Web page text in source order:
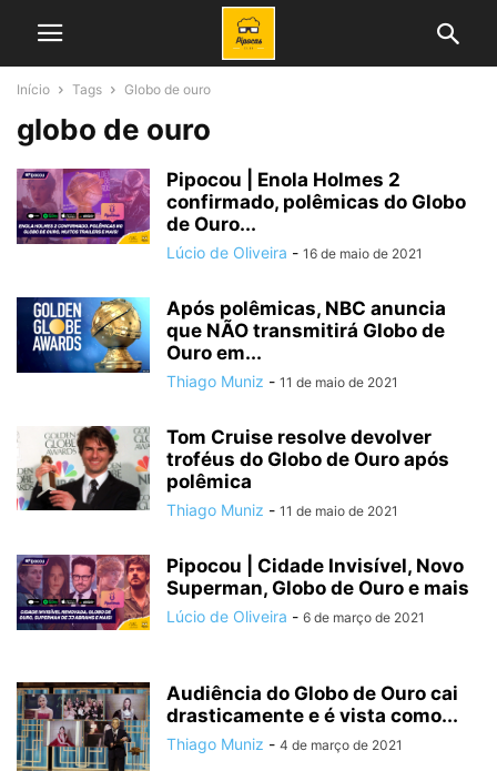
Início Tags Globo de ouro
globo de ouro
Pipocou | Enola Holmes 2
confirmado, polêmicas do Globo
de Ouro...
Lúcio de Oliveira - 16 de maio de 2021
Após polêmicas, NBC anuncia
que NÃO transmitirá Globo de
Ouro em...
Thiago Muniz - 11 de maio de 2021
Tom Cruise resolve devolver
troféus do Globo de Ouro após
polêmica
Thiago Muniz - 11 de maio de 2021
Pipocou | Cidade Invisível, Novo
Superman, Globo de Ouro e mais
Lúcio de Oliveira - 6 de março de 2021
Audiência do Globo de Ouro cai
drasticamente e é vista como...
Thiago Muniz - 4 de março de 2021